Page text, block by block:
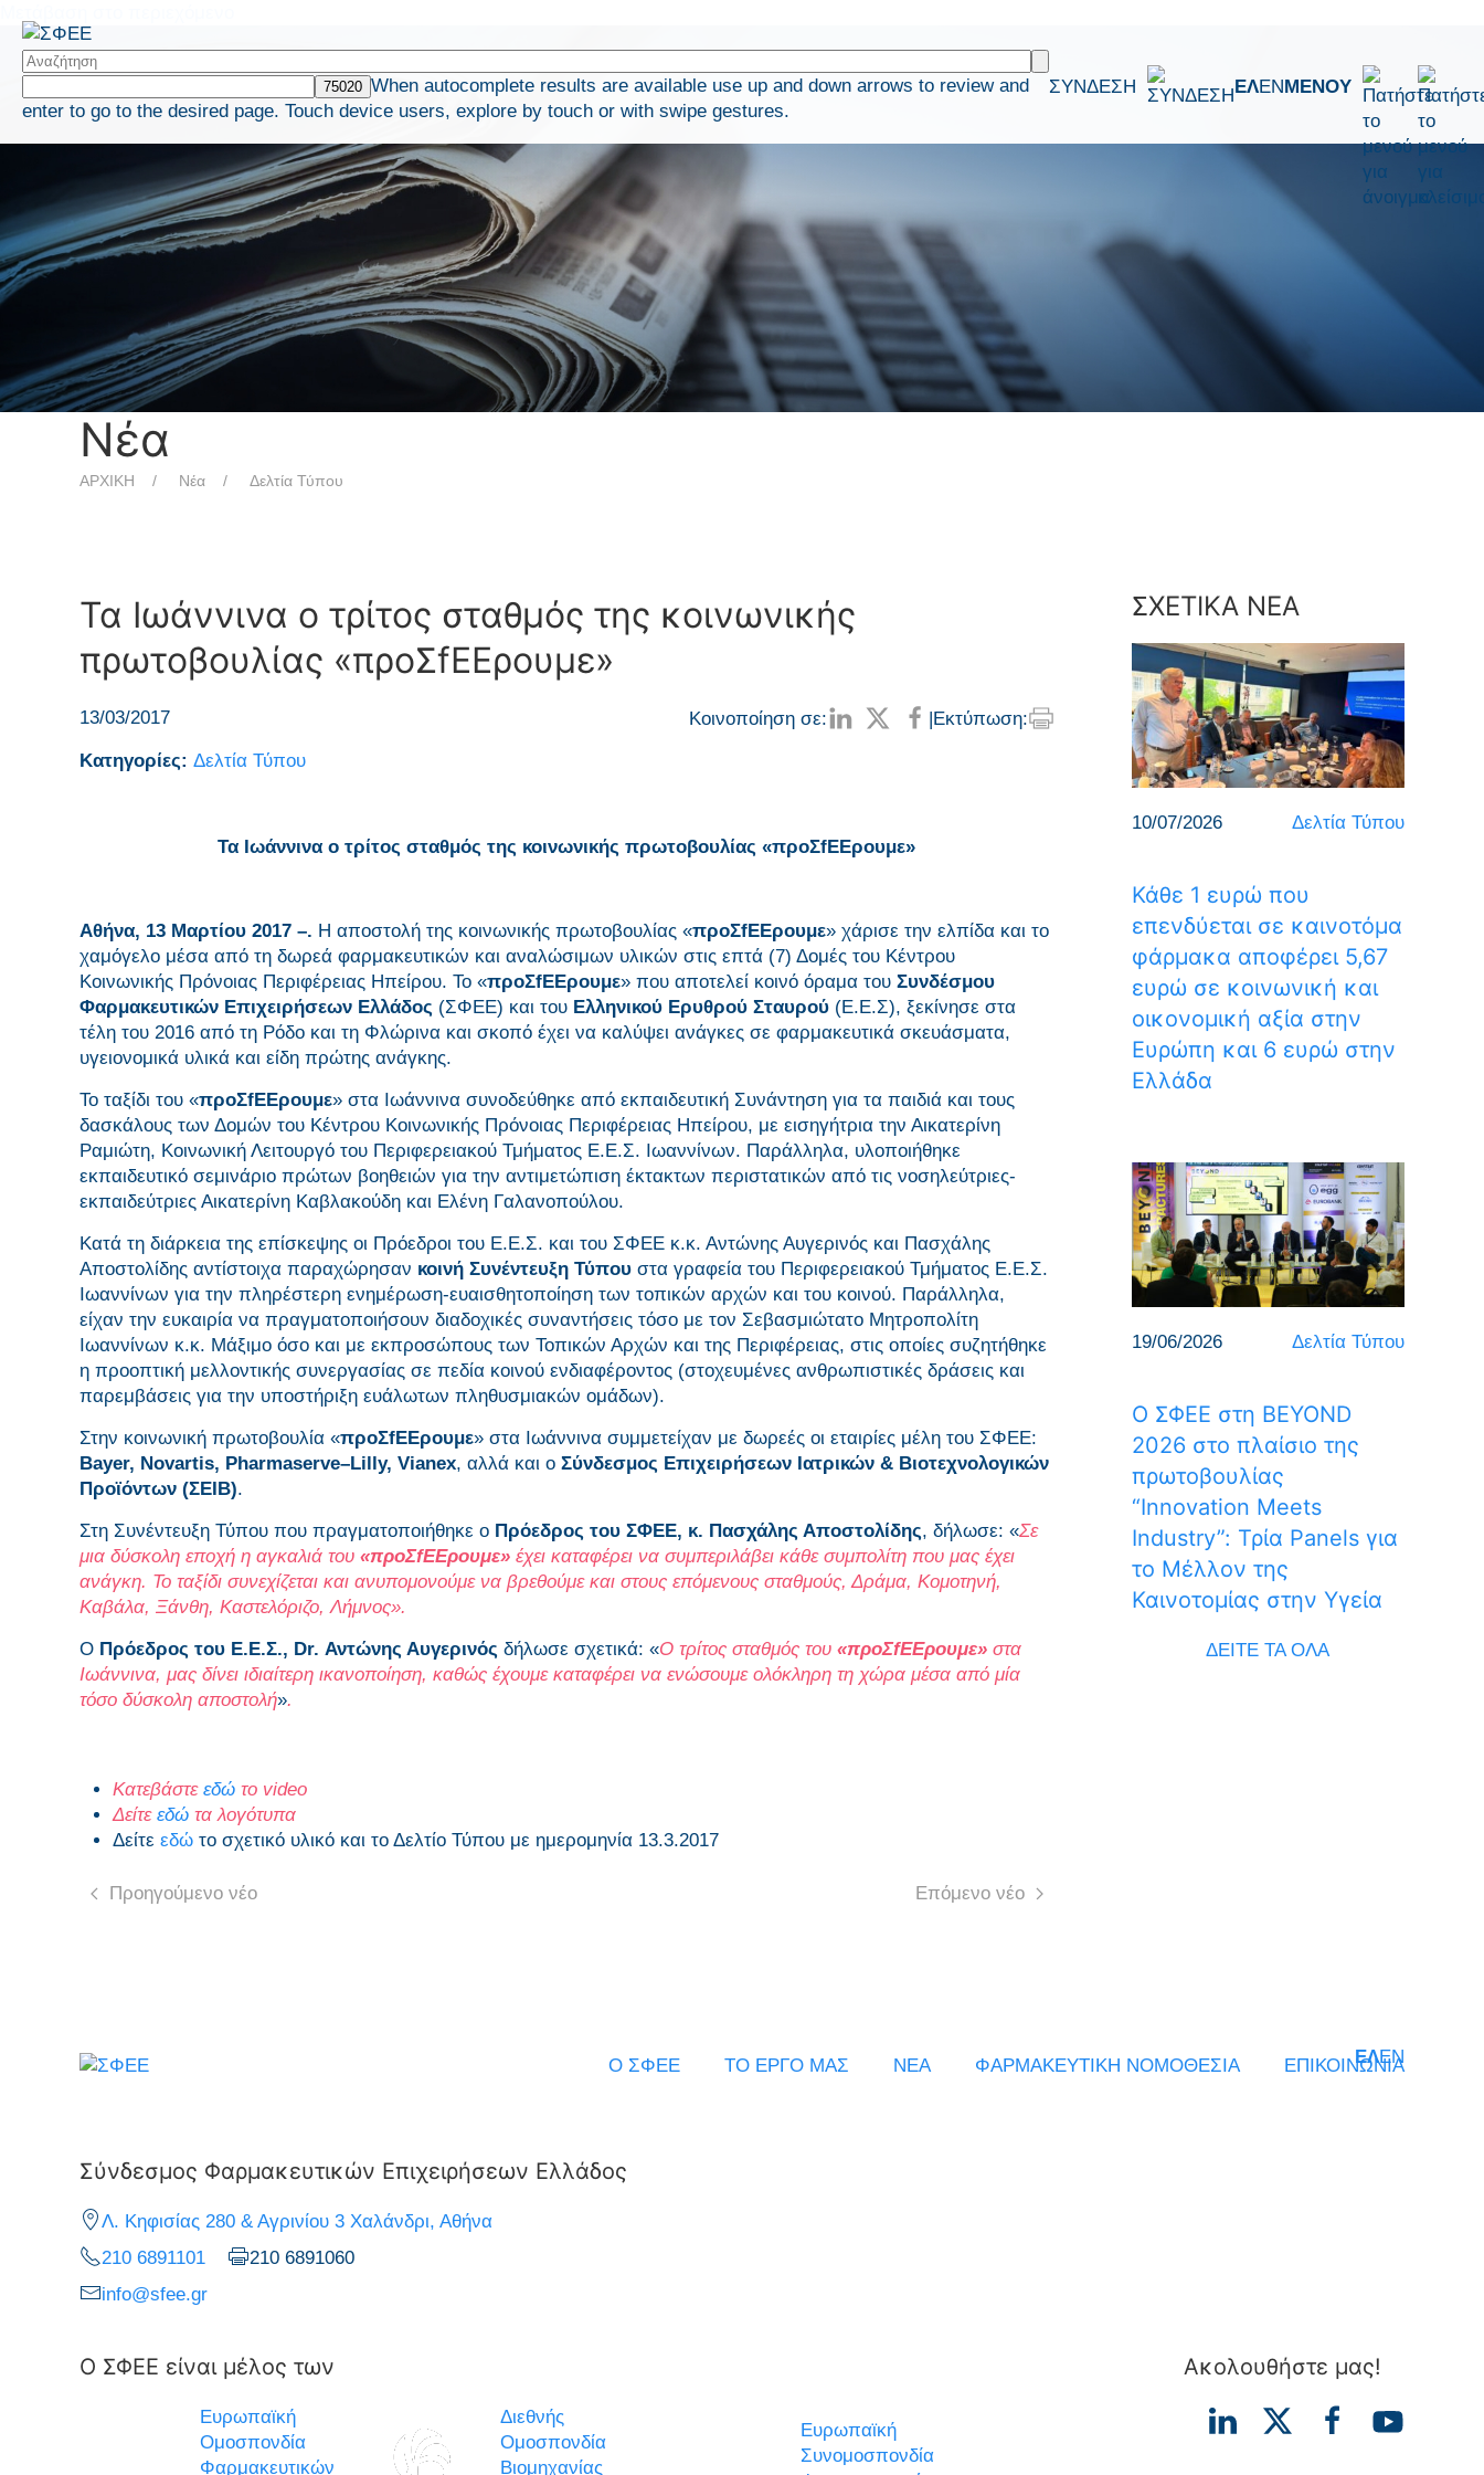
When autocomplete results are available use up and down arrows to review and
enter to go to the desired page. Touch device users, explore by touch or with swipe gestures.
ΣΥΝΔΕΣΗ ΕΛEN ΜΕΝΟΥ
Νέα
ΑΡΧΙΚΗ Νέα Δελτία Τύπου
Τα Ιωάννινα ο τρίτος σταθμός της κοινωνικής
πρωτοβουλίας «προΣfEEρουμε»
13/03/2017 Κοινοποίηση σε: |Εκτύπωση:
Κατηγορίες: Δελτία Τύπου
Τα Ιωάννινα ο τρίτος σταθμός της κοινωνικής πρωτοβουλίας «προΣfEEρουμε»
Αθήνα, 13 Μαρτίου 2017 –. Η αποστολή της κοινωνικής πρωτοβουλίας «προΣfΕΕρουμε» χάρισε την ελπίδα και το
χαμόγελο μέσα από τη δωρεά φαρμακευτικών και αναλώσιμων υλικών στις επτά (7) Δομές του Κέντρου
Κοινωνικής Πρόνοιας Περιφέρειας Ηπείρου. Το «προΣfΕΕρουμε» που αποτελεί κοινό όραμα του Συνδέσμου
Φαρμακευτικών Επιχειρήσεων Ελλάδος (ΣΦΕΕ) και του Ελληνικού Ερυθρού Σταυρού (Ε.Ε.Σ), ξεκίνησε στα
τέλη του 2016 από τη Ρόδο και τη Φλώρινα και σκοπό έχει να καλύψει ανάγκες σε φαρμακευτικά σκευάσματα,
υγειονομικά υλικά και είδη πρώτης ανάγκης.
Το ταξίδι του «προΣfΕΕρουμε» στα Ιωάννινα συνοδεύθηκε από εκπαιδευτική Συνάντηση για τα παιδιά και τους
δασκάλους των Δομών του Κέντρου Κοινωνικής Πρόνοιας Περιφέρειας Ηπείρου, με εισηγήτρια την Αικατερίνη
Ραμιώτη, Κοινωνική Λειτουργό του Περιφερειακού Τμήματος Ε.Ε.Σ. Ιωαννίνων. Παράλληλα, υλοποιήθηκε
εκπαιδευτικό σεμινάριο πρώτων βοηθειών για την αντιμετώπιση έκτακτων περιστατικών από τις νοσηλεύτριες-
εκπαιδεύτριες Αικατερίνη Καβλακούδη και Ελένη Γαλανοπούλου.
Κατά τη διάρκεια της επίσκεψης οι Πρόεδροι του Ε.Ε.Σ. και του ΣΦΕΕ κ.κ. Αντώνης Αυγερινός και Πασχάλης
Αποστολίδης αντίστοιχα παραχώρησαν κοινή Συνέντευξη Τύπου στα γραφεία του Περιφερειακού Τμήματος Ε.Ε.Σ.
Ιωαννίνων για την πληρέστερη ενημέρωση-ευαισθητοποίηση των τοπικών αρχών και του κοινού. Παράλληλα,
είχαν την ευκαιρία να πραγματοποιήσουν διαδοχικές συναντήσεις τόσο με τον Σεβασμιώτατο Μητροπολίτη
Ιωαννίνων κ.κ. Μάξιμο όσο και με εκπροσώπους των Τοπικών Αρχών και της Περιφέρειας, στις οποίες συζητήθηκε
η προοπτική μελλοντικής συνεργασίας σε πεδία κοινού ενδιαφέροντος (στοχευμένες ανθρωπιστικές δράσεις και
παρεμβάσεις για την υποστήριξη ευάλωτων πληθυσμιακών ομάδων).
Στην κοινωνική πρωτοβουλία «προΣfΕΕρουμε» στα Ιωάννινα συμμετείχαν με δωρεές οι εταιρίες μέλη του ΣΦΕΕ:
Bayer, Novartis, Pharmaserve–Lilly, Vianex, αλλά και ο Σύνδεσμος Επιχειρήσεων Ιατρικών & Βιοτεχνολογικών
Προϊόντων (ΣΕΙΒ).
Στη Συνέντευξη Τύπου που πραγματοποιήθηκε ο Πρόεδρος του ΣΦΕΕ, κ. Πασχάλης Αποστολίδης, δήλωσε: «Σε
μια δύσκολη εποχή η αγκαλιά του «προΣfΕΕρουμε» έχει καταφέρει να συμπεριλάβει κάθε συμπολίτη που μας έχει
ανάγκη. Το ταξίδι συνεχίζεται και ανυπομονούμε να βρεθούμε και στους επόμενους σταθμούς, Δράμα, Κομοτηνή,
Καβάλα, Ξάνθη, Καστελόριζο, Λήμνος».
Ο Πρόεδρος του Ε.Ε.Σ., Dr. Αντώνης Αυγερινός δήλωσε σχετικά: «Ο τρίτος σταθμός του «προΣfΕΕρουμε» στα
Ιωάννινα, μας δίνει ιδιαίτερη ικανοποίηση, καθώς έχουμε καταφέρει να ενώσουμε ολόκληρη τη χώρα μέσα από μία
τόσο δύσκολη αποστολή».
Κατεβάστε εδώ το video
Δείτε εδώ τα λογότυπα
Δείτε εδώ το σχετικό υλικό και το Δελτίο Τύπου με ημερομηνία 13.3.2017
Προηγούμενο νέο Επόμενο νέο
ΣΧΕΤΙΚΑ ΝΕΑ
10/07/2026 Δελτία Τύπου
Κάθε 1 ευρώ που
επενδύεται σε καινοτόμα
φάρμακα αποφέρει 5,67
ευρώ σε κοινωνική και
οικονομική αξία στην
Ευρώπη και 6 ευρώ στην
Ελλάδα
19/06/2026 Δελτία Τύπου
Ο ΣΦΕΕ στη BEYOND
2026 στο πλαίσιο της
πρωτοβουλίας
“Innovation Meets
Industry”: Τρία Panels για
το Μέλλον της
Καινοτομίας στην Υγεία
ΔΕΙΤΕ ΤΑ ΟΛΑ
ΕΛEN
Ο ΣΦΕΕ ΤΟ ΕΡΓΟ ΜΑΣ ΝΕΑ ΦΑΡΜΑΚΕΥΤΙΚΗ ΝΟΜΟΘΕΣΙΑ ΕΠΙΚΟΙΝΩΝΙΑ
Σύνδεσμος Φαρμακευτικών Επιχειρήσεων Ελλάδος
Λ. Κηφισίας 280 & Αγρινίου 3 Χαλάνδρι, Αθήνα
210 6891101
210 6891060
info@sfee.gr
Ο ΣΦΕΕ είναι μέλος των
Ευρωπαϊκή
Ομοσπονδία
Φαρμακευτικών
Διεθνής
Ομοσπονδία
Βιομηχανίας
Ευρωπαϊκή
Συνομοσπονδία
Ακολουθήστε μας!